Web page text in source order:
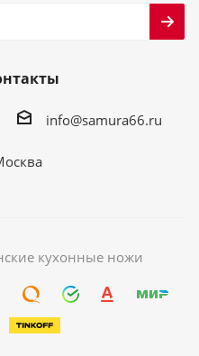
info@samura66.ru
кухонные ножи